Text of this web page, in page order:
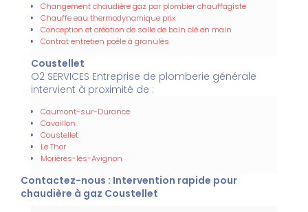
Changement chaudière gaz par plombier chauffagiste
Chauffe eau thermodynamique prix
Conception et création de salle de bain clé en main
Contrat entretien poêle à granulés
Coustellet
O2 SERVICES Entreprise de plomberie générale
intervient à proximité de :
Caumont-sur-Durance
Cavaillon
Coustellet
Le Thor
Morières-lès-Avignon
Contactez-nous : Intervention rapide pour
chaudière à gaz Coustellet